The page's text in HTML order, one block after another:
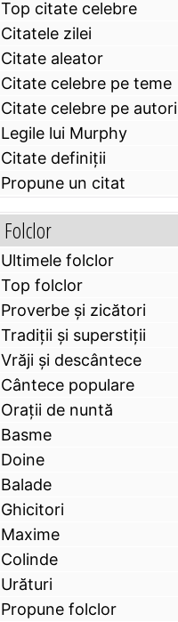
Top citate celebre
Citatele zilei
Citate aleator
Citate celebre pe teme
Citate celebre pe autori
Legile lui Murphy
Citate definiţii
Propune un citat
Folclor
Ultimele folclor
Top folclor
Proverbe și zicători
Tradiții și superstiții
Vrăji și descântece
Cântece populare
Orații de nuntă
Basme
Doine
Balade
Ghicitori
Maxime
Colinde
Urături
Propune folclor